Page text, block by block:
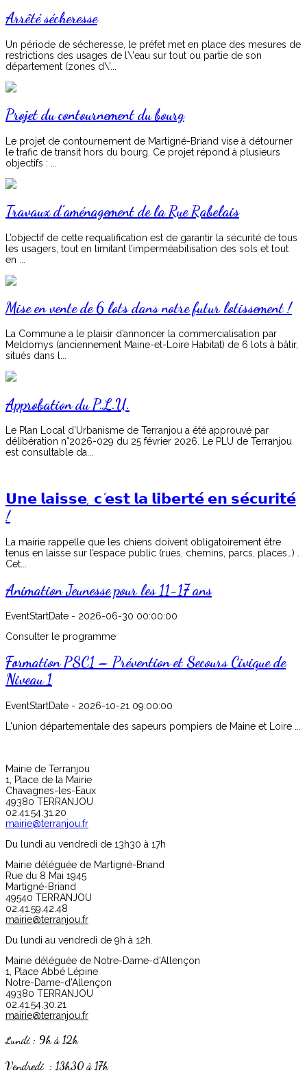
Arrêté sécheresse
Un période de sécheresse, le préfet met en place des mesures de
restrictions des usages de l\'eau sur tout ou partie de son
département (zones d\'...
Projet du contournement du bourg
Le projet de contournement de Martigné-Briand vise à détourner
le trafic de transit hors du bourg. Ce projet répond à plusieurs
objectifs : ...
Travaux d’aménagement de la Rue Rabelais
L’objectif de cette requalification est de garantir la sécurité de tous
les usagers, tout en limitant l’imperméabilisation des sols et tout
en ...
Mise en vente de 6 lots dans notre futur lotissement !
La Commune a le plaisir d’annoncer la commercialisation par
Meldomys (anciennement Maine-et-Loire Habitat) de 6 lots à bâtir,
situés dans l...
Approbation du P.L.U.
Le Plan Local d’Urbanisme de Terranjou a été approuvé par
délibération n°2026-029 du 25 février 2026. Le PLU de Terranjou
est consultable da...
𝗨𝗻𝗲 𝗹𝗮𝗶𝘀𝘀𝗲, 𝗰’𝗲𝘀𝘁 𝗹𝗮 𝗹𝗶𝗯𝗲𝗿𝘁𝗲́ 𝗲𝗻 𝘀𝗲́𝗰𝘂𝗿𝗶𝘁𝗲́
!
La mairie rappelle que les chiens doivent obligatoirement être
tenus en laisse sur l’espace public (rues, chemins, parcs, places…) .
Cet...
Animation Jeunesse pour les 11-17 ans
EventStartDate - 2026-06-30 00:00:00
Consulter le programme
Formation PSC1 – Prévention et Secours Civique de
Niveau 1
EventStartDate - 2026-10-21 09:00:00
L'union départementale des sapeurs pompiers de Maine et Loire ...
Mairie de Terranjou
1, Place de la Mairie
Chavagnes-les-Eaux
49380 TERRANJOU
02.41.54.31.20
mairie@terranjou.fr
Du lundi au vendredi de 13h30 à 17h
Mairie déléguée de Martigné-Briand
Rue du 8 Mai 1945
Martigné-Briand
49540 TERRANJOU
02.41.59.42.48
mairie@terranjou.fr
Du lundi au vendredi de 9h à 12h.
Mairie déléguée de Notre-Dame-d’Allençon
1, Place Abbé Lépine
Notre-Dame-d’Allençon
49380 TERRANJOU
02.41.54.30.21
mairie@terranjou.fr
Lundi : 9h à 12h
Vendredi : 13h30 à 17h